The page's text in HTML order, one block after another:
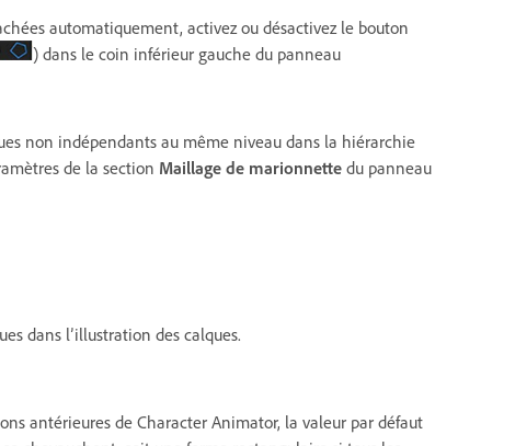
automatiquement, activez ou désactivez le bouton
) dans le coin inférieur gauche du panneau
non indépendants au même niveau dans la hiérarchie
de la section Maillage de marionnette du panneau
dans l’illustration des calques.
antérieures de Character Animator, la valeur par défaut